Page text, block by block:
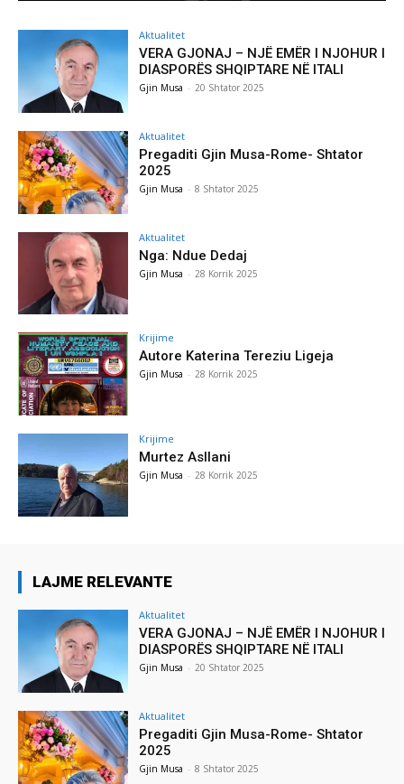
Aktualitet
VERA GJONAJ – NJË EMËR I NJOHUR I
DIASPORËS SHQIPTARE NË ITALI
Gjin Musa - 20 Shtator 2025
Aktualitet
Pregaditi Gjin Musa-Rome- Shtator
2025
Gjin Musa - 8 Shtator 2025
Aktualitet
Nga: Ndue Dedaj
Gjin Musa - 28 Korrik 2025
Krijime
Autore Katerina Tereziu Ligeja
Gjin Musa - 28 Korrik 2025
Krijime
Murtez Asllani
Gjin Musa - 28 Korrik 2025
LAJME RELEVANTE
Aktualitet
VERA GJONAJ – NJË EMËR I NJOHUR I
DIASPORËS SHQIPTARE NË ITALI
Gjin Musa - 20 Shtator 2025
Aktualitet
Pregaditi Gjin Musa-Rome- Shtator
2025
Gjin Musa - 8 Shtator 2025